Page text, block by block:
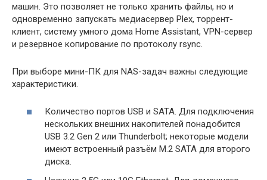
машин. Это позволяет не только хранить файлы, но и
одновременно запускать медиасервер Plex, торрент-
клиент, систему умного дома Home Assistant, VPN-сервер
и резервное копирование по протоколу rsync.
При выборе мини-ПК для NAS-задач важны следующие
характеристики.
Количество портов USB и SATA. Для подключения
нескольких внешних накопителей понадобится
USB 3.2 Gen 2 или Thunderbolt; некоторые модели
имеют встроенный разъём M.2 SATA для второго
диска.